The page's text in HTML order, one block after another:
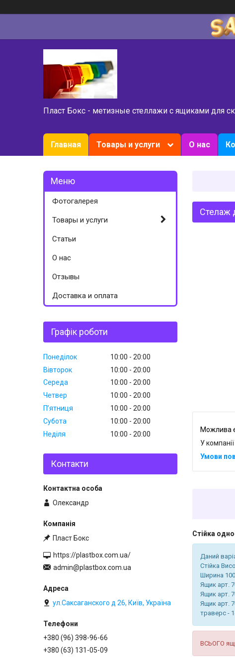
Пласт Бокс - метизные стеллажи с ящиками для
Главная Товары и услуги О нас
Стелаж
У
Стійка
Даний
Стійка
Ширина
Ящик арт.
Ящик арт.
Ящик арт.
траверс -
ВСЬОГО
Фотогалерея
Товары и услуги
Статьи
О нас
Отзывы
Доставка и оплата
Графік роботи
Понеділок 10:00
20:00
Вівторок
10:00
20:00
Середа
10:00
20:00
Четвер
10:00
20:00
Пʼятниця
10:00
20:00
Субота
10:00
20:00
Неділя
10:00 20:00
Контакти
Олександр
Пласт Бокс
https://plastbox.com.ua/
admin@plastbox.com.ua
ул.Саксаганского д 26, Київ, Україна
+380 (96) 398-96-66
+380 (63) 131-05-09